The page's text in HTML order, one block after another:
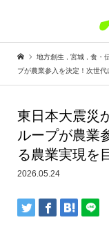
地方創生 宮城 食・
プが農業参入を決定！次世
東日本大震災
ループが農業
る農業実現を
2026.05.24